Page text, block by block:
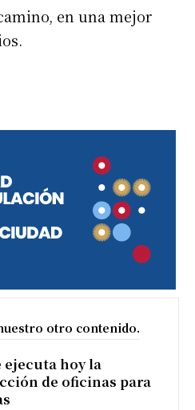
en una mejor
otro contenido.
ejecuta hoy la
de oficinas para